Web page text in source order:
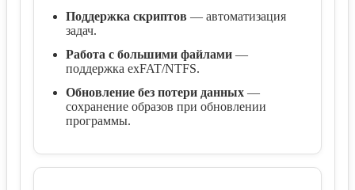
Поддержка скриптов — автоматизация
задач.
Работа с большими файлами —
поддержка exFAT/NTFS.
Обновление без потери данных —
сохранение образов при обновлении
программы.